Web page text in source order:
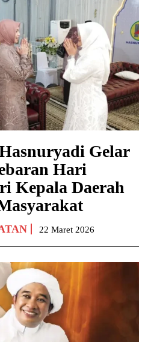
Gelar
Hari
Kepala Daerah
22 Maret 2026